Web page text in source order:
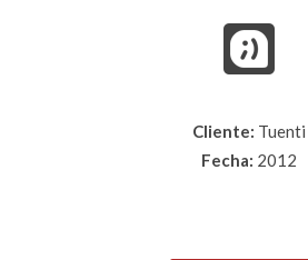
Cliente: Tuenti
Fecha: 2012